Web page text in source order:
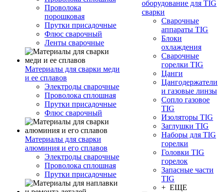
Проволока
порошковая
Прутки присадочные
Флюс сварочный
Ленты сварочные
Материалы для сварки меди
и ее сплавов
Электроды сварочные
Проволока сплошная
Прутки присадочные
Флюс сварочный
Материалы для сварки
алюминия и его сплавов
Электроды сварочные
Проволока сплошная
Прутки присадочные
оборудование для TIG
сварки
Сварочные
аппараты TIG
Блоки
охлаждения
Сварочные
горелки TIG
Цанги
Цангодержатели
и газовые линзы
Сопло газовое
TIG
Изоляторы TIG
Заглушки TIG
Наборы для TIG
горелки
Головки TIG
горелок
Запасные части
TIG
+ ЕЩЕ